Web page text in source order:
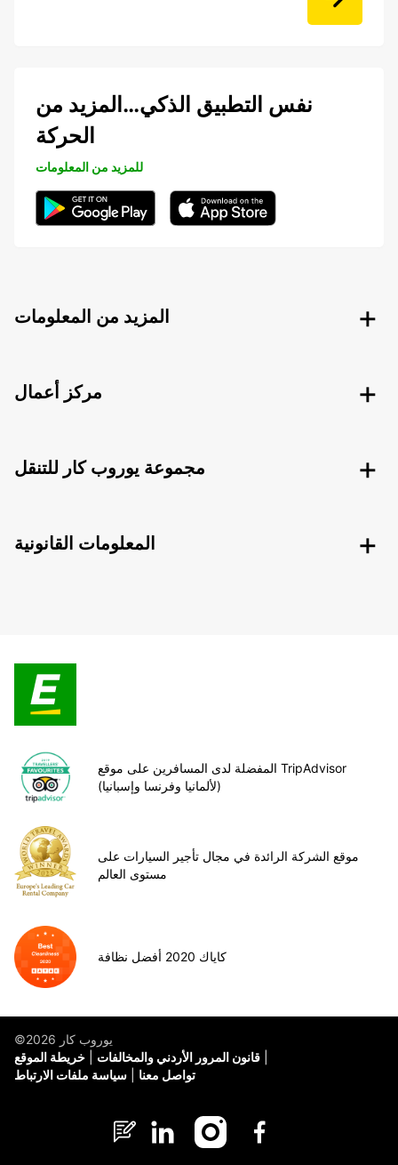
نفس التطبيق الذكي…المزيد من
الحركة
للمزيد من المعلومات
المزيد من المعلومات
مركز أعمال
مجموعة يوروب كار للتنقل
المعلومات القانونية
المفضلة لدى المسافرين على موقع TripAdvisor
(لألمانيا وفرنسا وإسبانيا)
موقع الشركة الرائدة في مجال تأجير السيارات على
مستوى العالم
كاياك 2020 أفضل نظافة
©يوروب كار 2026
خريطة الموقع
قانون المرور الأردني والمخالفات
سياسة ملفات الارتباط
تواصل معنا